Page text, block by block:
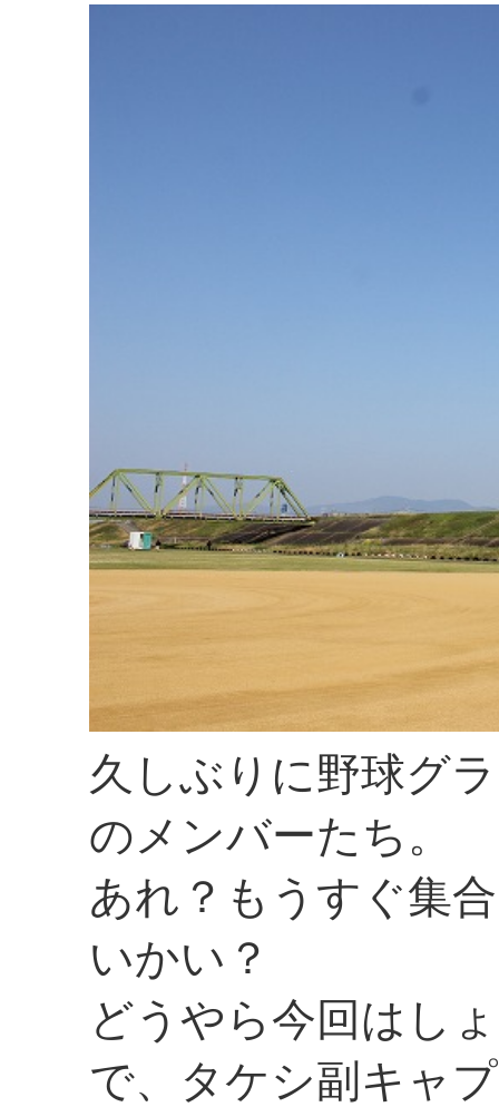
久しぶりに野球グ
のメンバーたち。
あれ？もうすぐ集
いかい？
どうやら今回はし
で、タケシ副キャ